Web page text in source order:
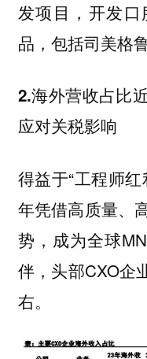
发项目，开发
品，包括司美格
2.海外营收占比
应对关税影响
得益于“工程师
年凭借高质量、
势，成为全球
伴，头部CXO企
右。